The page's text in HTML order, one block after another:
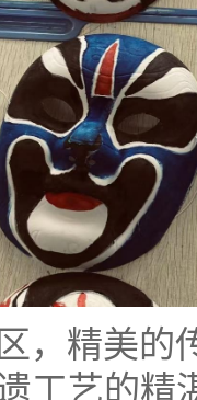
，精美的
工艺的精